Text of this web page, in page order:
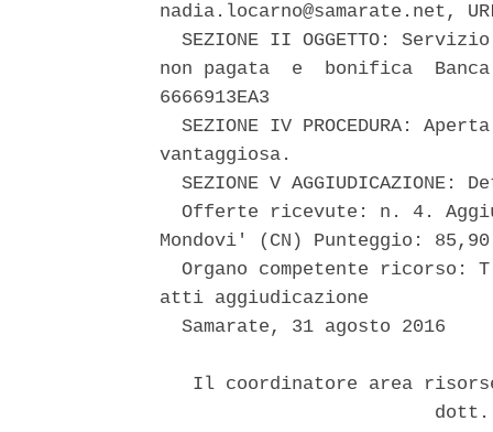
nadia.locarno@samarate.net,
SEZIONE II OGGETTO:
non pagata  e  bonifica
6666913EA3
SEZIONE IV PROCEDURA:
vantaggiosa.
SEZIONE V AGGIUDICAZIONE:
Offerte ricevute: n. 4.
Mondovi' (CN) Punteggio:
Organo competente ricorso:
atti aggiudicazione
  Samarate, 31 agosto 2016
Il coordinatore area